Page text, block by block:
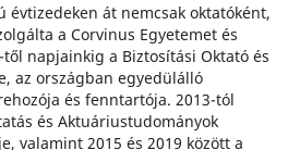
évtizedeken át nemcsak oktatóként,
a Corvinus Egyetemet és
napjainkig a Biztosítási Oktató és
az országban egyedülálló
és fenntartója. 2013-tól
és Aktuáriustudományok
valamint 2015 és 2019 között a